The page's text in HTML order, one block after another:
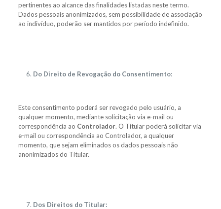
pertinentes ao alcance das finalidades listadas neste termo.
Dados pessoais anonimizados, sem possibilidade de associação
ao indivíduo, poderão ser mantidos por período indefinido.
Do Direito de Revogação do Consentimento:
Este consentimento poderá ser revogado pelo usuário, a
qualquer momento, mediante solicitação via e-mail ou
correspondência ao Controlador. O Titular poderá solicitar via
e-mail ou correspondência ao Controlador, a qualquer
momento, que sejam eliminados os dados pessoais não
anonimizados do Titular.
Dos Direitos do Titular: